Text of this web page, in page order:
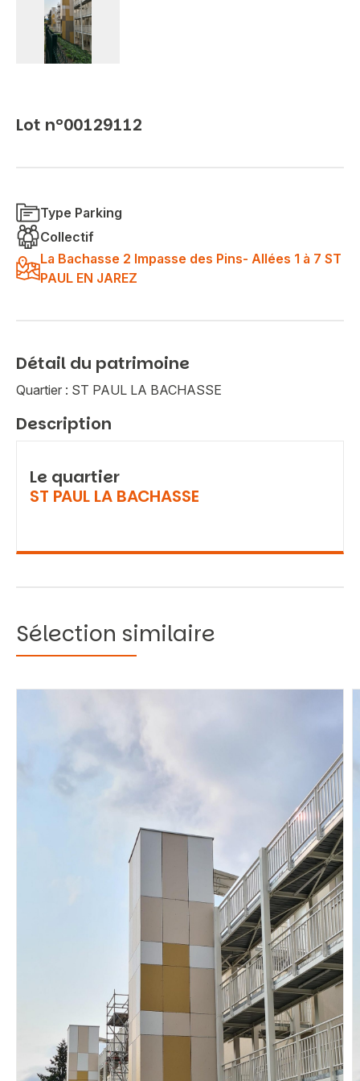
Lot n°00129112
Type Parking
Collectif
La Bachasse 2 Impasse des Pins- Allées 1 à 7 ST
PAUL EN JAREZ
Détail du patrimoine
Quartier : ST PAUL LA BACHASSE
Description
Le quartier
ST PAUL LA BACHASSE
Sélection similaire